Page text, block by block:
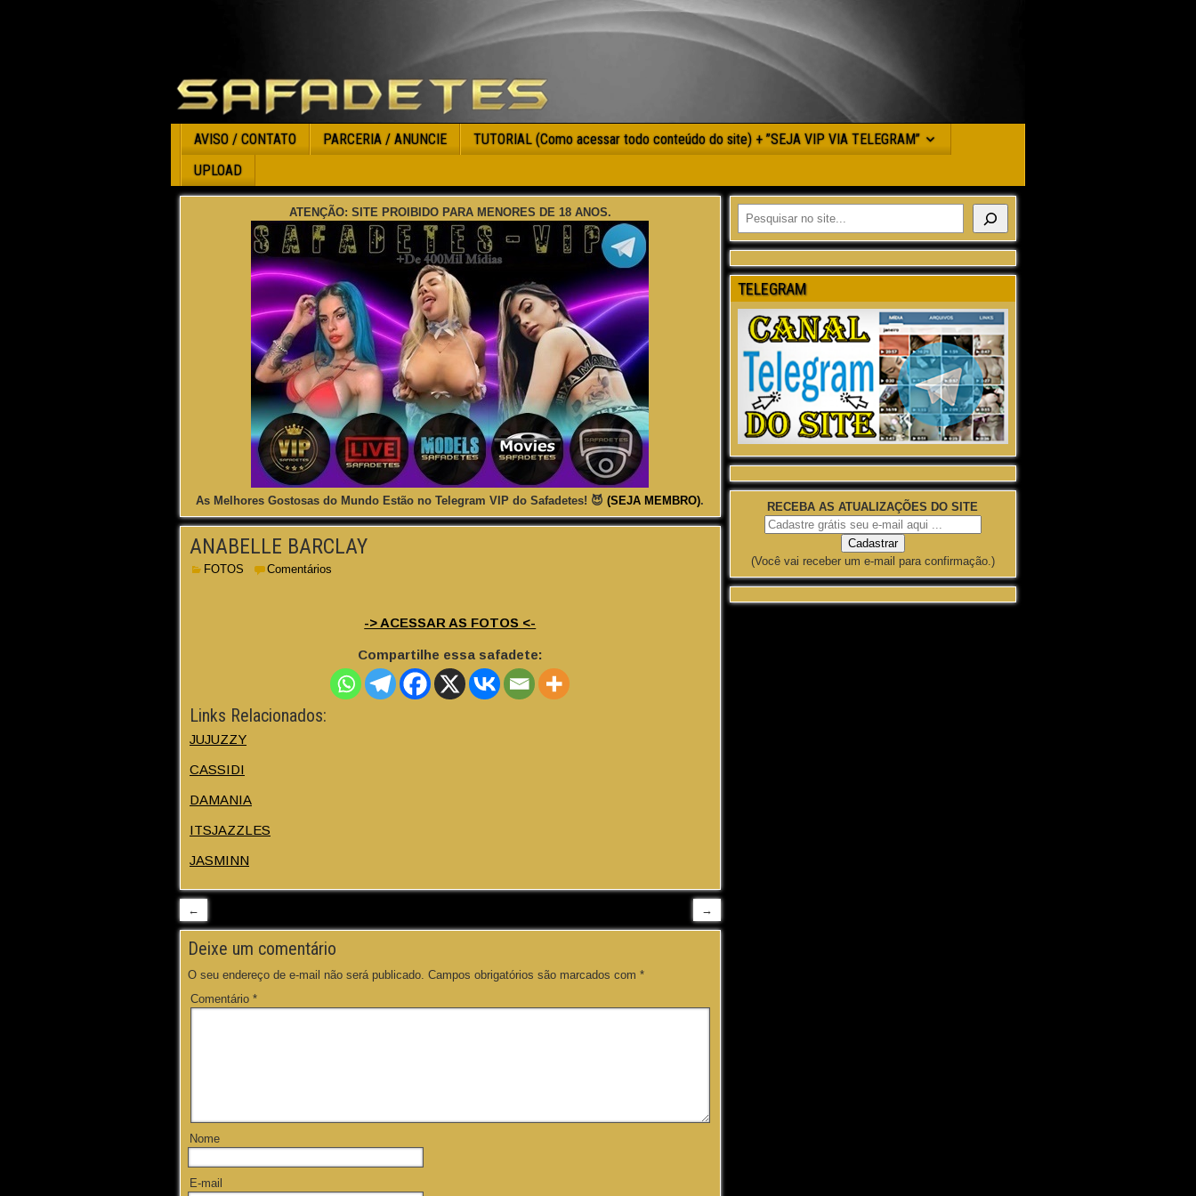
AVISO / CONTATO PARCERIA / ANUNCIE
TUTORIAL (Como acessar todo conteúdo do site) + ”SEJA VIP VIA TELEGRAM”
UPLOAD
ATENÇÃO: SITE PROIBIDO PARA MENORES DE 18 ANOS.
As Melhores Gostosas do Mundo Estão no Telegram VIP do Safadetes! 😈(SEJA MEMBRO).
ANABELLE BARCLAY
FOTOS Comentários
-> ACESSAR AS FOTOS <-
Compartilhe essa safadete:
Links Relacionados:
JUJUZZY
CASSIDI
DAMANIA
ITSJAZZLES
JASMINN
← →
Deixe um comentário
O seu endereço de e-mail não será publicado. Campos obrigatórios são marcados com *
Comentário *
Nome
E-mail
TELEGRAM
RECEBA AS ATUALIZAÇÕES DO SITE
(Você vai receber um e-mail para confirmação.)